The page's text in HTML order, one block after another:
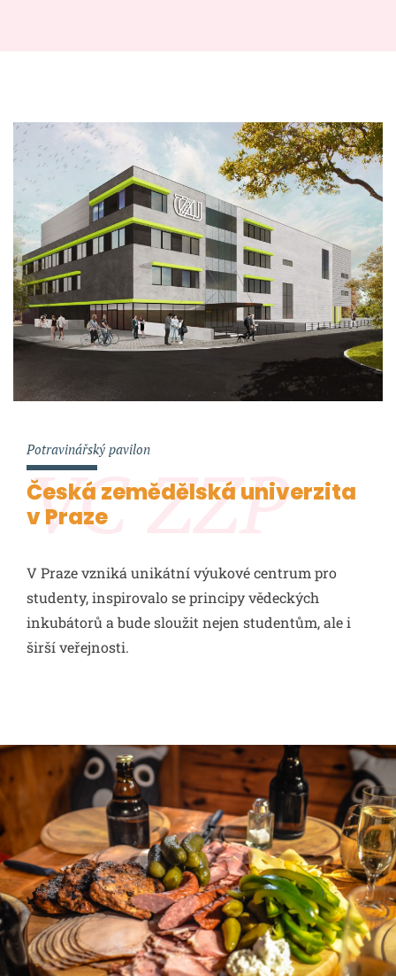
VC ZZP
Potravinářský pavilon
Česká zemědělská univerzita
v Praze
V Praze vzniká unikátní výukové centrum pro
studenty, inspirovalo se principy vědeckých
inkubátorů a bude sloužit nejen studentům, ale i
širší veřejnosti.